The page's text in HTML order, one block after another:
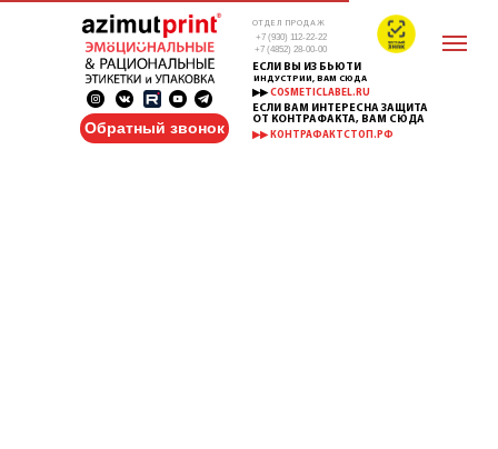
+7 (4852) 28-00-00
Обратный звонок
+7 (930) 112-22-22
ОТДЕЛ ПРОДАЖ
ИНДУСТРИИ, ВАМ СЮДА
ЕСЛИ ВЫ ИЗ БЬЮТИ
▶▶COSMETICLABEL.RU
ЕСЛИ ВАМ ИНТЕРЕСНА ЗАЩИТА
ОТ КОНТРАФАКТА, ВАМ СЮДА
▶▶ КОНТРАФАКТСТОП.РФ